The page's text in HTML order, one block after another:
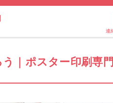
｜ポスター印刷専門